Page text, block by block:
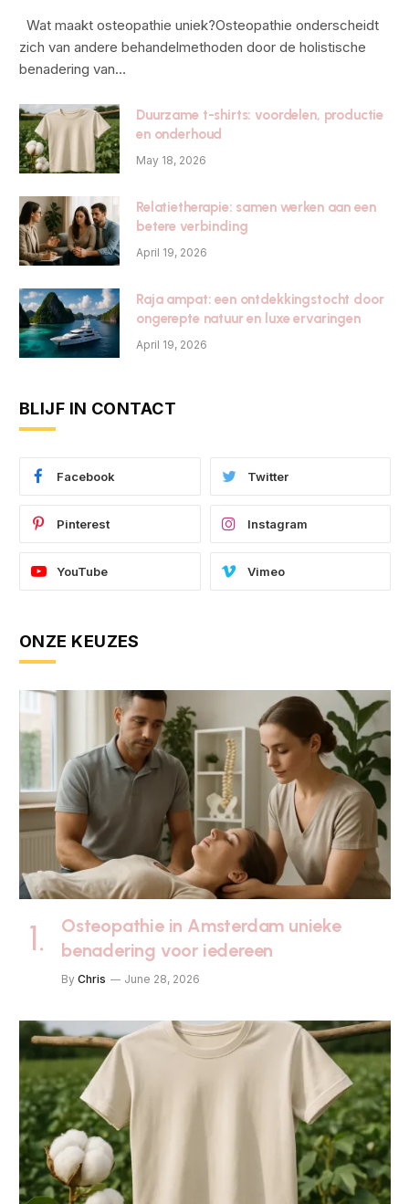
Wat maakt osteopathie uniek?Osteopathie onderscheidt
zich van andere behandelmethoden door de holistische
benadering van…
Duurzame t-shirts: voordelen, productie
en onderhoud
May 18, 2026
Relatietherapie: samen werken aan een
betere verbinding
April 19, 2026
Raja ampat: een ontdekkingstocht door
ongerepte natuur en luxe ervaringen
April 19, 2026
BLIJF IN CONTACT
Facebook Twitter
Pinterest Instagram
YouTube Vimeo
ONZE KEUZES
Osteopathie in Amsterdam unieke
benadering voor iedereen
By Chris June 28, 2026